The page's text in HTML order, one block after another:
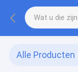
Alle Producten